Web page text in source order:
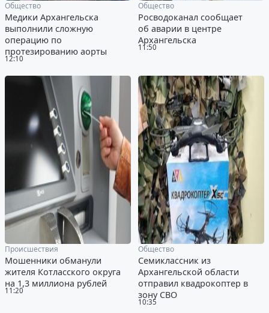
12:10
Общество
Медики Архангельска
выполнили сложную
операцию по
протезированию аорты
11:50
Общество
Росводоканал сообщает
об аварии в центре
Архангельска
11:20
Происшествия
Мошенники обманули
жителя Котласского округа
на 1,3 миллиона рублей
10:35
Общество
Семиклассник из
Архангельской области
отправил квадрокоптер в
зону СВО